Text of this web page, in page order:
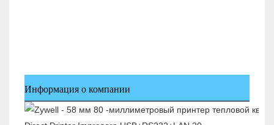
Информация о компании